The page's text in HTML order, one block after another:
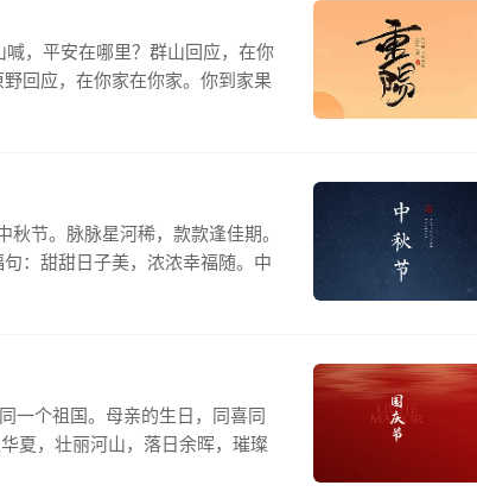
，平安在哪里？群山回应，在你
回应，在你家在你家。你到家果
节。脉脉星河稀，款款逢佳期。
：甜甜日子美，浓浓幸福随。中
一个祖国。母亲的生日，同喜同
夏，壮丽河山，落日余晖，璀璨